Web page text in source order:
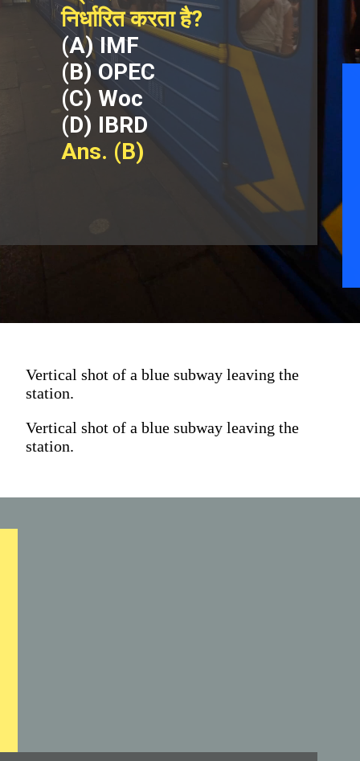
निर्धारित करता है?
(A) IMF
(B) OPEC
(C) Woc
(D) IBRD
Ans. (B)
Vertical shot of a blue subway leaving the
station.
Vertical shot of a blue subway leaving the
station.